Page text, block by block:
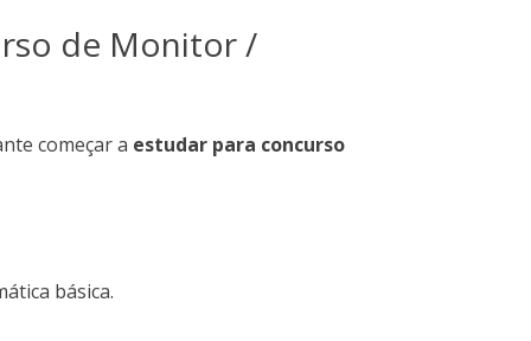
de Monitor /
começar a estudar para concurso
básica.